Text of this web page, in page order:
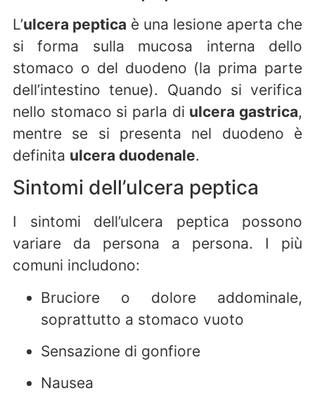
L’ulcera peptica è una lesione aperta che
si forma sulla mucosa interna dello
stomaco o del duodeno (la prima parte
dell’intestino tenue). Quando si verifica
nello stomaco si parla di ulcera gastrica,
mentre se si presenta nel duodeno è
definita ulcera duodenale.
Sintomi dell’ulcera peptica
I sintomi dell’ulcera peptica possono
variare da persona a persona. I più
comuni includono:
Bruciore o dolore addominale,
soprattutto a stomaco vuoto
Sensazione di gonfiore
Nausea